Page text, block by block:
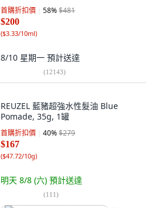
首購折扣價 58%$481
$200
($3.33/10ml)
8/10 星期一 預計送達
(12143)
REUZEL 藍豬超強水性髮油 Blue
Pomade, 35g, 1罐
首購折扣價 40%$279
$167
($47.72/10g)
明天 8/8 (六) 預計送達
(111)